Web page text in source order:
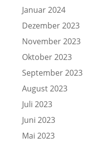
Januar 2024
Dezember 2023
November 2023
Oktober 2023
September 2023
August 2023
Juli 2023
Juni 2023
Mai 2023